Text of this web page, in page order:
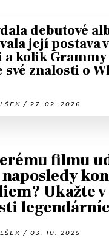
debutové
její postava
a kolik
své znalosti o
/ 27. 02. 2026
filmu
Ukažte
/ 03. 10. 2025